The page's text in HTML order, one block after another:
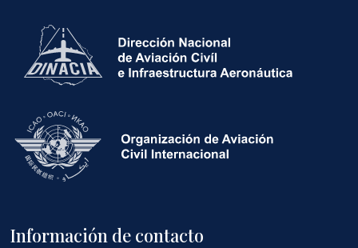
Información de contacto